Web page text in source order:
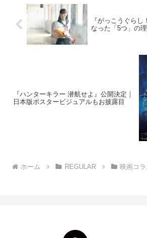
『がっこうぐら
なった「5つ」の理
『ハンターキラー 潜航せよ』公開決定｜
日本版ポスタービジュアルもお披露目
ホーム REGULAR 映画コラ